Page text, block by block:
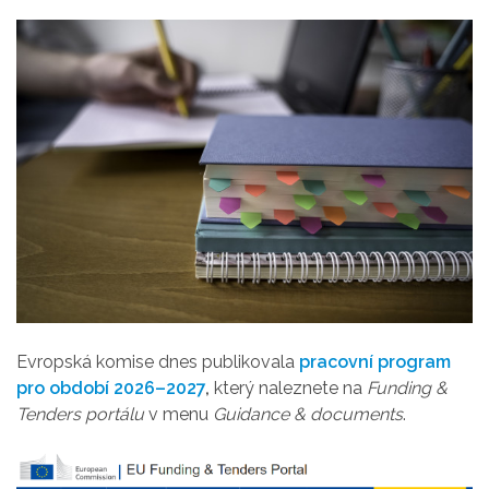
Evropská komise dnes publikovala pracovní program
pro období 2026–2027, který naleznete na Funding &
Tenders portálu v menu Guidance & documents.